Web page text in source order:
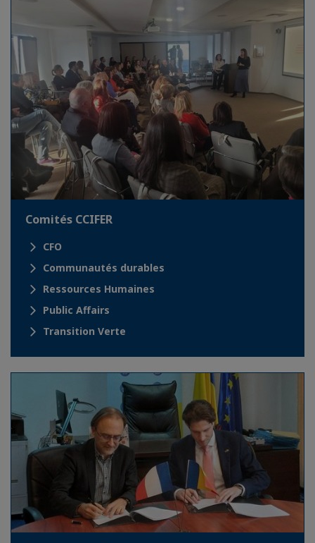
Comités CCIFER
CFO
Communautés durables
Ressources Humaines
Public Affairs
Transition Verte